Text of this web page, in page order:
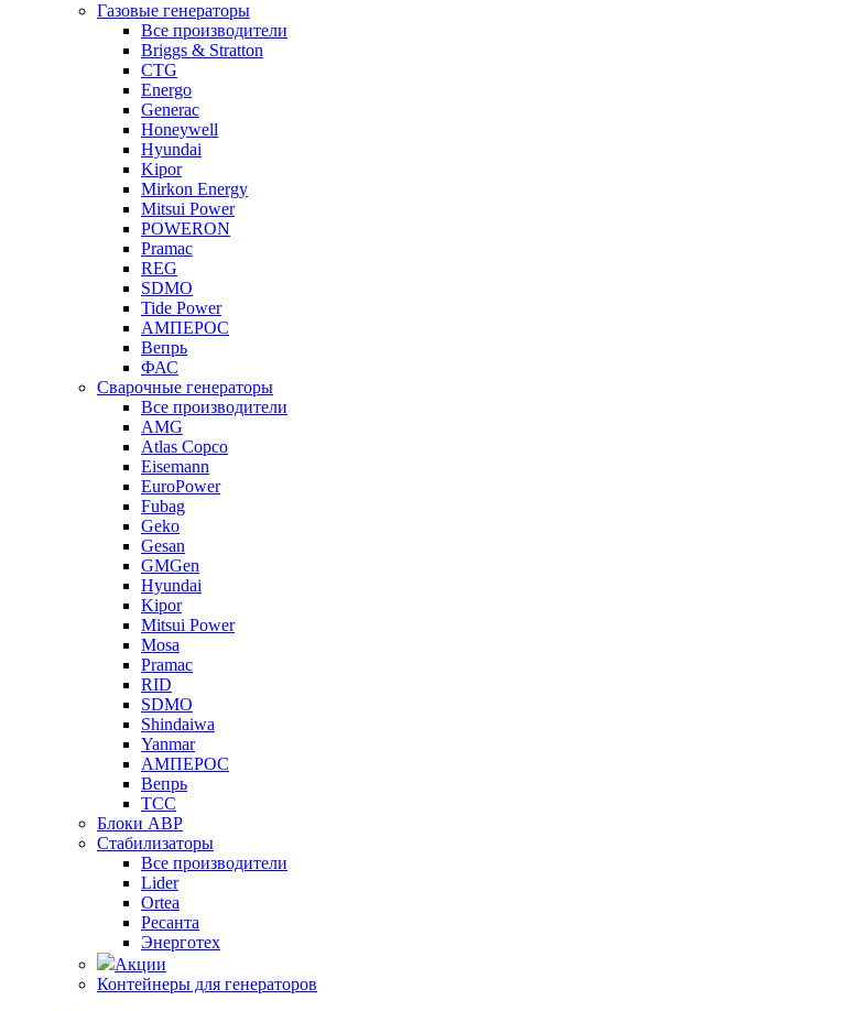
Газовые генераторы
Все производители
Briggs & Stratton
CTG
Energo
Generac
Honeywell
Hyundai
Kipor
Mirkon Energy
Mitsui Power
POWERON
Pramac
REG
SDMO
Tide Power
АМПЕРОС
Вепрь
ФАС
Сварочные генераторы
Все производители
AMG
Atlas Copco
Eisemann
EuroPower
Fubag
Geko
Gesan
GMGen
Hyundai
Kipor
Mitsui Power
Mosa
Pramac
RID
SDMO
Shindaiwa
Yanmar
АМПЕРОС
Вепрь
ТСС
Блоки АВР
Стабилизаторы
Все производители
Lider
Ortea
Ресанта
Энерготех
Акции
Контейнеры для генераторов